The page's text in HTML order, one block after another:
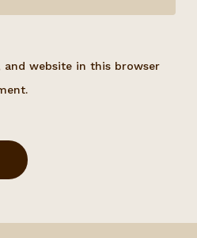
and website in this browser